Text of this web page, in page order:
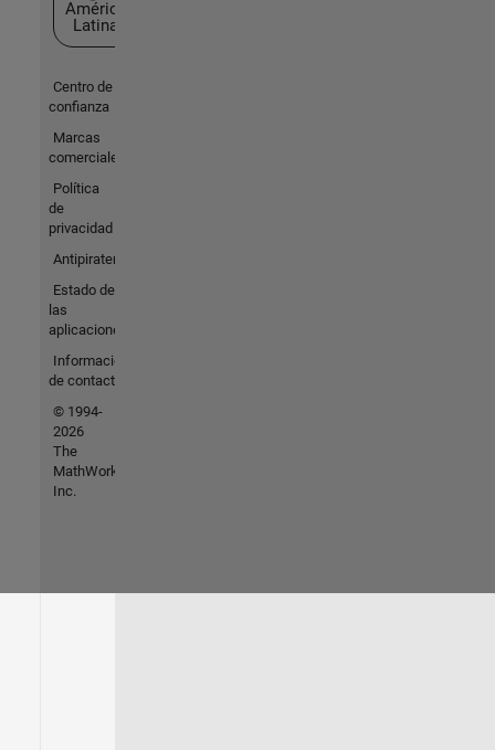
América
Latina
Centro de
confianza
Marcas
comerciales
Política
de
privacidad
Antipiratería
Estado de
las
aplicaciones
Información
de contacto
© 1994-
2026
The
MathWorks,
Inc.